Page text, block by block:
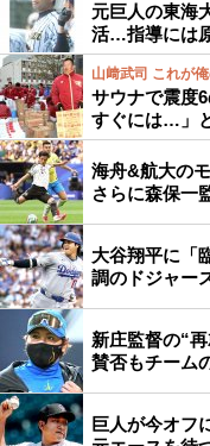
元巨人の東海
活…指導には
山﨑武司 これが
サウナで震度
すぐには…」
海舟&航大の
さらに森保一
大谷翔平に「
調のドジャー
新庄監督の“
賛否もチーム
巨人が今オフ